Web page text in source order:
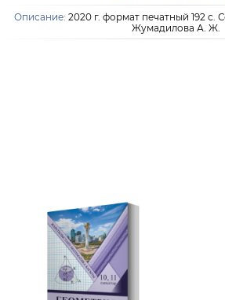
Описание: 2020 г. формат печатный 192 с.
Жумадилова А. Ж.